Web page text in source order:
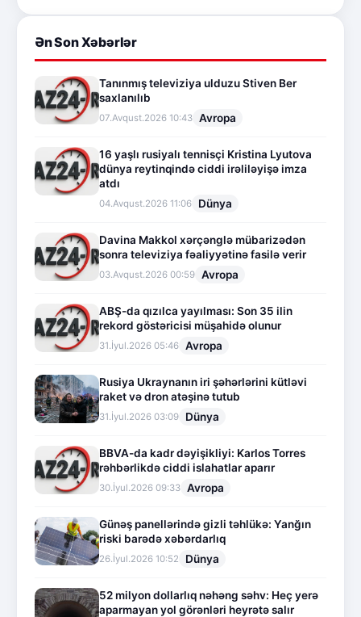
Ən Son Xəbərlər
Tanınmış televiziya ulduzu Stiven Ber
saxlanılıb
07.Avqust.2026 10:43 Avropa
16 yaşlı rusiyalı tennisçi Kristina Lyutova
dünya reytinqində ciddi irəliləyişə imza
atdı
04.Avqust.2026 11:06 Dünya
Davina Makkol xərçənglə mübarizədən
sonra televiziya fəaliyyətinə fasilə verir
03.Avqust.2026 00:59 Avropa
ABŞ-da qızılca yayılması: Son 35 ilin
rekord göstəricisi müşahidə olunur
31.İyul.2026 05:46 Avropa
Rusiya Ukraynanın iri şəhərlərini kütləvi
raket və dron atəşinə tutub
31.İyul.2026 03:09 Dünya
BBVA-da kadr dəyişikliyi: Karlos Torres
rəhbərlikdə ciddi islahatlar aparır
30.İyul.2026 09:33 Avropa
Günəş panellərində gizli təhlükə: Yanğın
riski barədə xəbərdarlıq
26.İyul.2026 10:52 Dünya
52 milyon dollarlıq nəhəng səhv: Heç yerə
aparmayan yol görənləri heyrətə salır